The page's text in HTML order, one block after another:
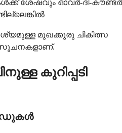
ശേഷവും ഓവർ-ദി-കൗണ്ടർ
മുഖക്കുരു ചികിത്സ
സൂചനകളാണ്.
കുറിപ്പടി